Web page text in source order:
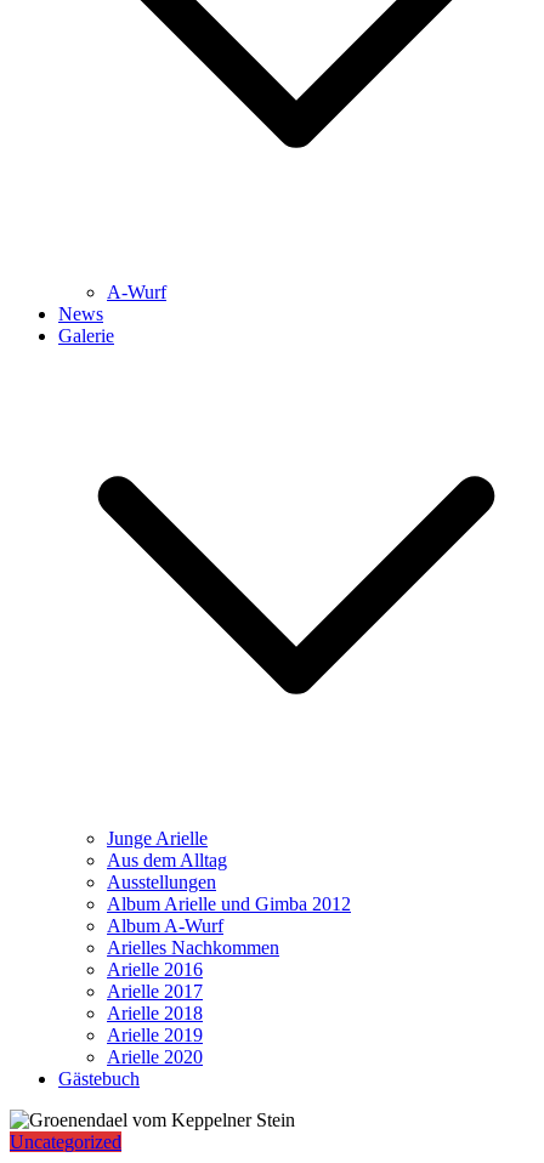
A-Wurf
News
Galerie
Junge Arielle
Aus dem Alltag
Ausstellungen
Album Arielle und Gimba 2012
Album A-Wurf
Arielles Nachkommen
Arielle 2016
Arielle 2017
Arielle 2018
Arielle 2019
Arielle 2020
Gästebuch
Uncategorized